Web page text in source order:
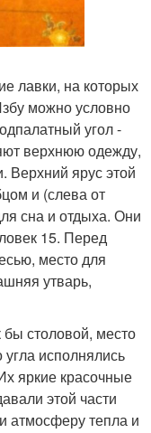
лавки, на которых
можно условно
угол -
верхнюю одежду,
Верхний ярус этой
и (слева от
сна и отдыха. Они
15. Перед
место для
утварь,
бы столовой, место
угла исполнялись
яркие красочные
этой части
атмосферу тепла и